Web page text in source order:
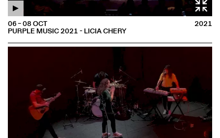
PURPLE MUSIC 2021 - LICIA CHERY
06 – 08 OCT 2021